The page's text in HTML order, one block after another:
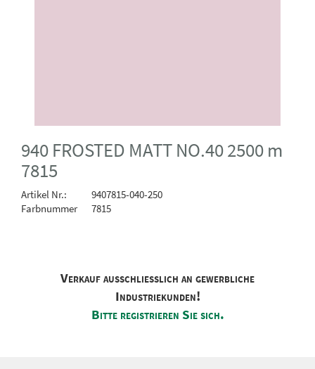
940 FROSTED MATT NO.40 2500 m
7815
Artikel Nr.:
9407815-040-250
Farbnummer
7815
Verkauf ausschliesslich an gewerbliche
Industriekunden!
Bitte registrieren Sie sich.